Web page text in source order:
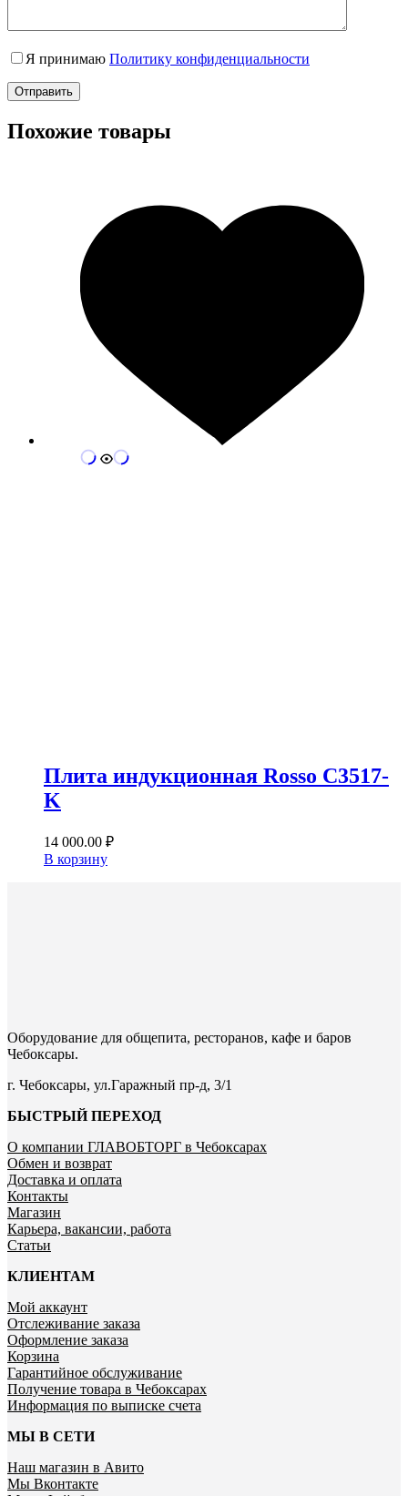
Я принимаю Политику конфиденциальности
Отправить
Похожие товары
Плита индукционная Rosso C3517-
K
14 000.00 ₽
В корзину
Оборудование для общепита, ресторанов, кафе и баров
Чебоксары.
г. Чебоксары, ул.Гаражный пр-д, 3/1
БЫСТРЫЙ ПЕРЕХОД
О компании ГЛАВОБТОРГ в Чебоксарах
Обмен и возврат
Доставка и оплата
Контакты
Магазин
Карьера, вакансии, работа
Статьи
КЛИЕНТАМ
Мой аккаунт
Отслеживание заказа
Оформление заказа
Корзина
Гарантийное обслуживание
Получение товара в Чебоксарах
Информация по выписке счета
МЫ В СЕТИ
Наш магазин в Авито
Мы Вконтакте